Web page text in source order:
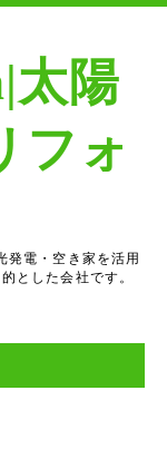
太陽
フォ
発電・空き家を活用
とした会社です。